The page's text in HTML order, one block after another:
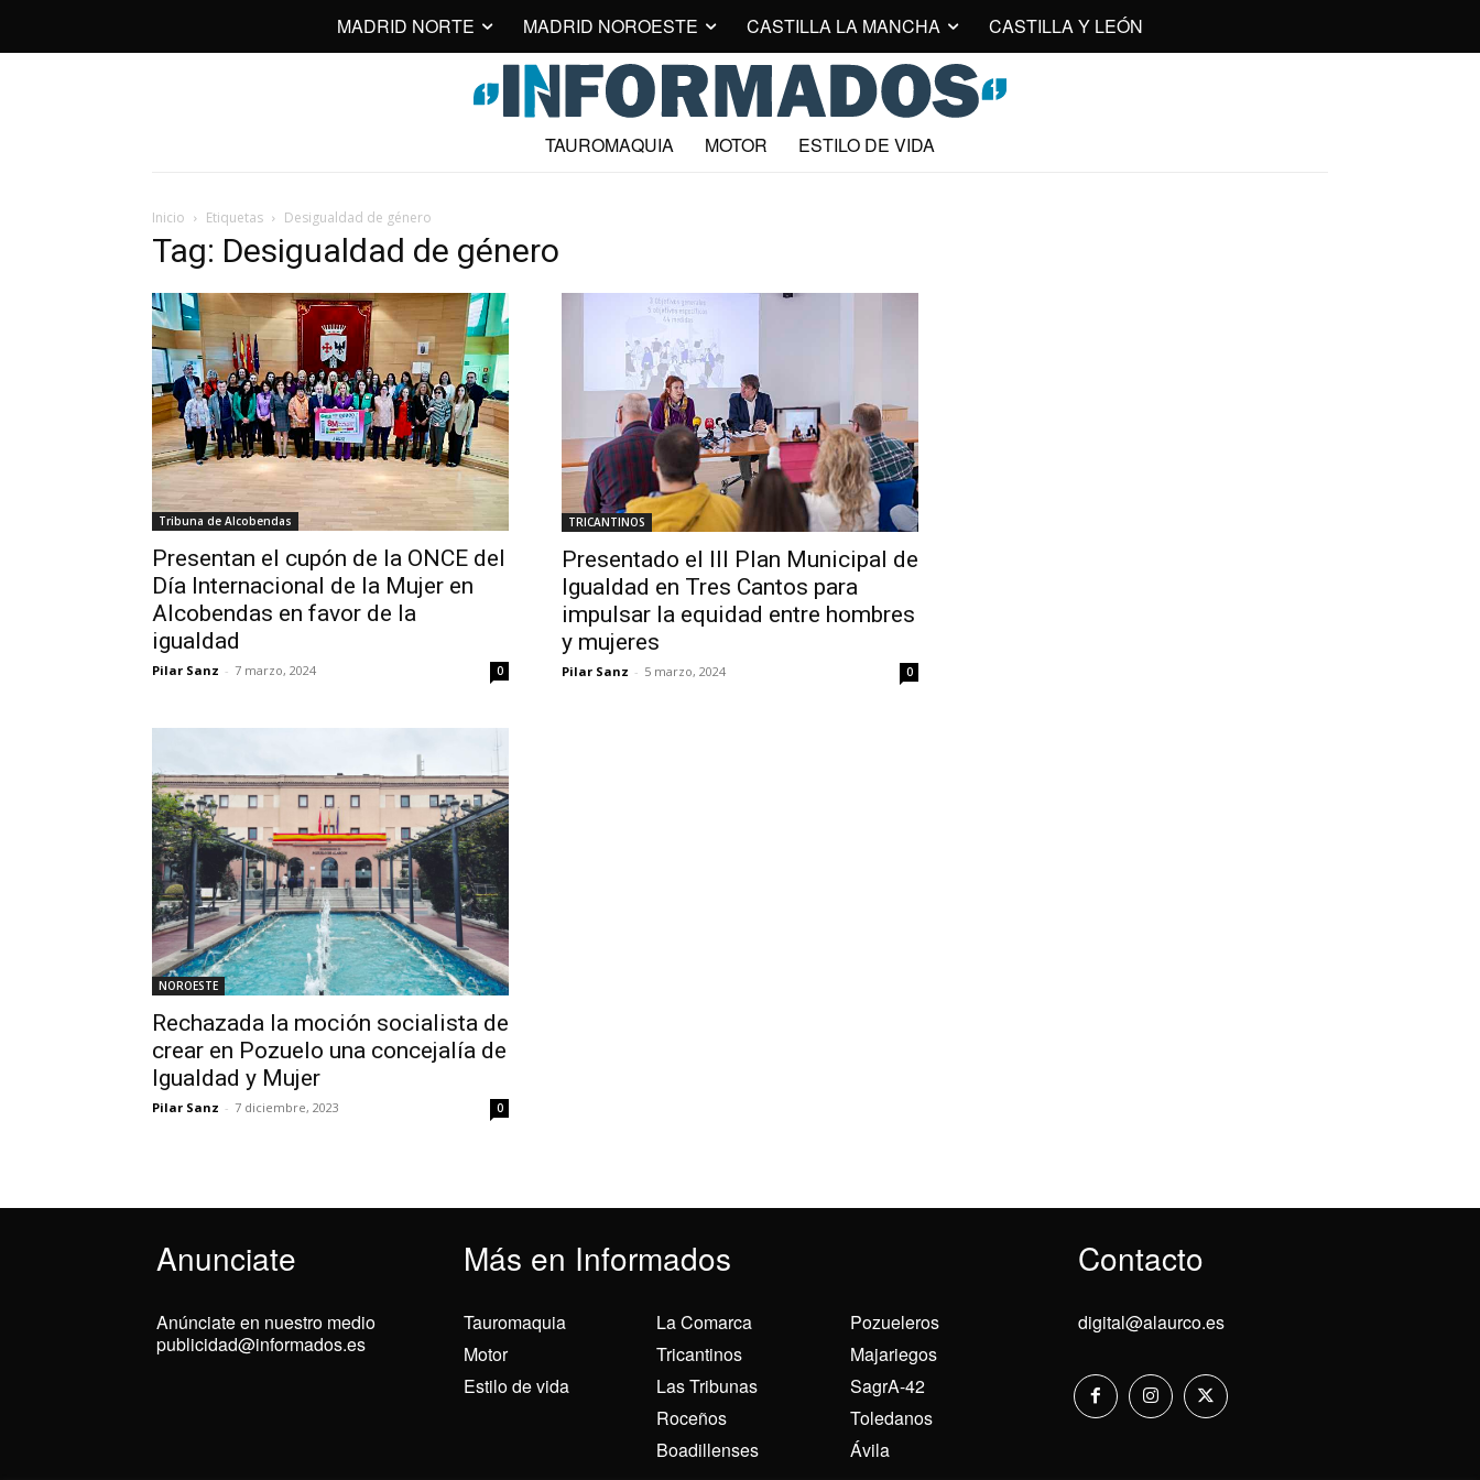
MADRID NORTE MADRID NOROESTE CASTILLA LA MANCHA CASTILLA Y LEÓN
TAUROMAQUIA MOTOR ESTILO DE VIDA
Inicio Etiquetas Desigualdad de género
Tag: Desigualdad de género
Tribuna de Alcobendas
Presentan el cupón de la ONCE del
Día Internacional de la Mujer en
Alcobendas en favor de la
igualdad
Pilar Sanz - 7 marzo, 2024 0
TRICANTINOS
Presentado el III Plan Municipal de
Igualdad en Tres Cantos para
impulsar la equidad entre hombres
y mujeres
Pilar Sanz - 5 marzo, 2024 0
NOROESTE
Rechazada la moción socialista de
crear en Pozuelo una concejalía de
Igualdad y Mujer
Pilar Sanz - 7 diciembre, 2023 0
Anunciate Más en Informados Contacto
Anúnciate en nuestro medio
publicidad@informados.es
Tauromaquia
Motor
Estilo de vida
La Comarca
Tricantinos
Las Tribunas
Roceños
Boadillenses
Pozueleros
Majariegos
SagrA-42
Toledanos
Ávila
digital@alaurco.es